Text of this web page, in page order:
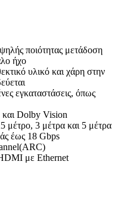
ποιότητας μετάδοση
ήχο
υλικό και χάρη στην
εγκαταστάσεις, όπως
και Dolby Vision
μέτρο, 3 μέτρα και 5 μέτρα
έως 18 Gbps
με Ethernet